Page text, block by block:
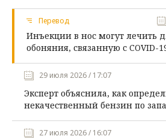
Перевод
Инъекции в нос могут лечить
обоняния, связанную с COVID-
29 июля 2026 / 17:07
Эксперт объяснила, как
некачественный бензин по
27 июля 2026 / 16:07